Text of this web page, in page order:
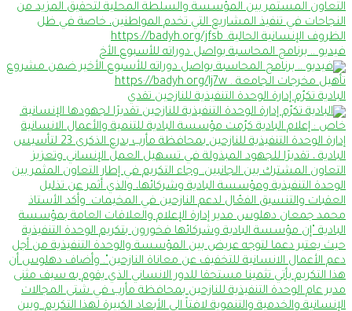
فيديو .. برنامج المحاسبة يواصل دوراته للأسبوع الأخ
البادية تكرّم إدارة الوحدة التنفيذية للنازحين تقدي